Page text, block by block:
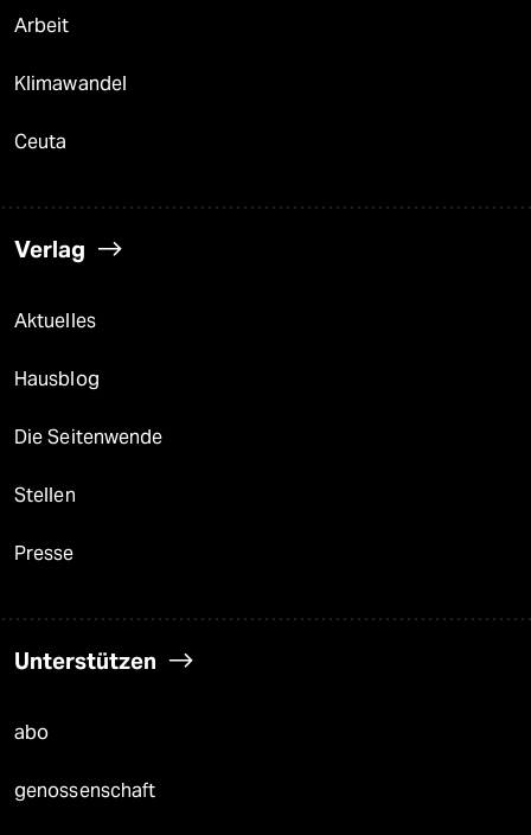
Arbeit
Klimawandel
Ceuta
Verlag
Aktuelles
Hausblog
Die Seitenwende
Stellen
Presse
Unterstützen
abo
genossenschaft